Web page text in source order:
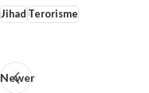
Jihad Terorisme
Newer